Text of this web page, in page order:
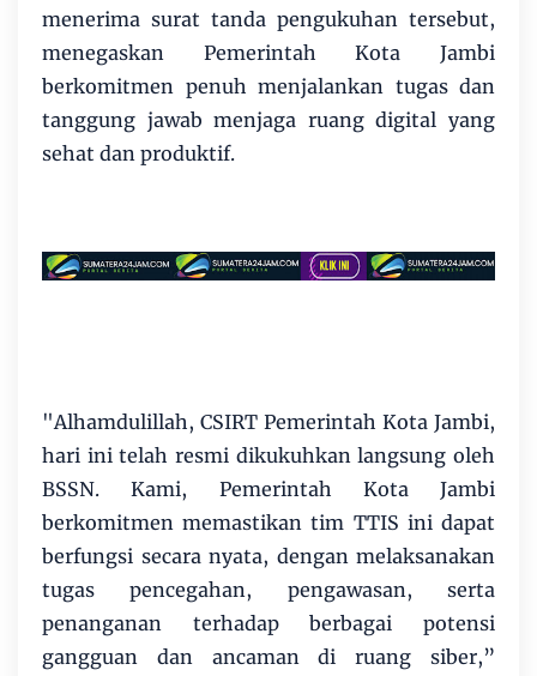
menerima surat tanda pengukuhan tersebut,
menegaskan Pemerintah Kota Jambi
berkomitmen penuh menjalankan tugas dan
tanggung jawab menjaga ruang digital yang
sehat dan produktif.
"Alhamdulillah, CSIRT Pemerintah Kota Jambi,
hari ini telah resmi dikukuhkan langsung oleh
BSSN. Kami, Pemerintah Kota Jambi
berkomitmen memastikan tim TTIS ini dapat
berfungsi secara nyata, dengan melaksanakan
tugas pencegahan, pengawasan, serta
penanganan terhadap berbagai potensi
gangguan dan ancaman di ruang siber,”